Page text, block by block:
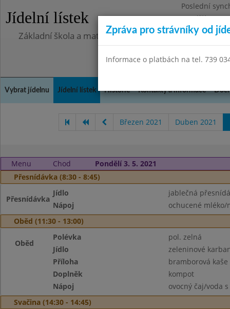
Jídelní lístek
Poslední
Pondělí
Základní škola a mateřská škola Chlumín, okres
Vybrat jídelnu Jídelní lístek Historie Kontakty a informace
Březen 2021 Duben 2021
Menu Chod
Pondělí 3. 5. 2021
Přesnídávka (8:30 - 8:45)
Přesnídávka
Jídlo
jablečná
Nápoj
ochucené
Oběd (11:30 - 13:00)
Oběd
Polévka
pol. zelná
Jídlo
zeleninové
Příloha
bramborová kaše
Doplněk
kompot
Nápoj
ovocný čaj/voda
Svačina (14:30 - 14:45)
Zpráva pro strávníky od
Informace o platbách na tel. 739